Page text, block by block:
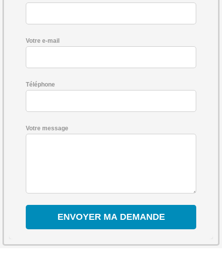
Votre e-mail
Téléphone
Votre message